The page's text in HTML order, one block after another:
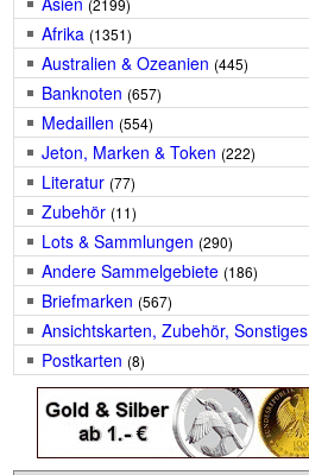
(2199)
Afrika (1351)
Australien & Ozeanien (445)
Banknoten (657)
Medaillen (554)
Jeton, Marken & Token (222)
Literatur (77)
Zubehör (11)
Lots & Sammlungen (290)
Andere Sammelgebiete (186)
Briefmarken (567)
Ansichtskarten, Zubehör, Sonstiges
Postkarten (8)